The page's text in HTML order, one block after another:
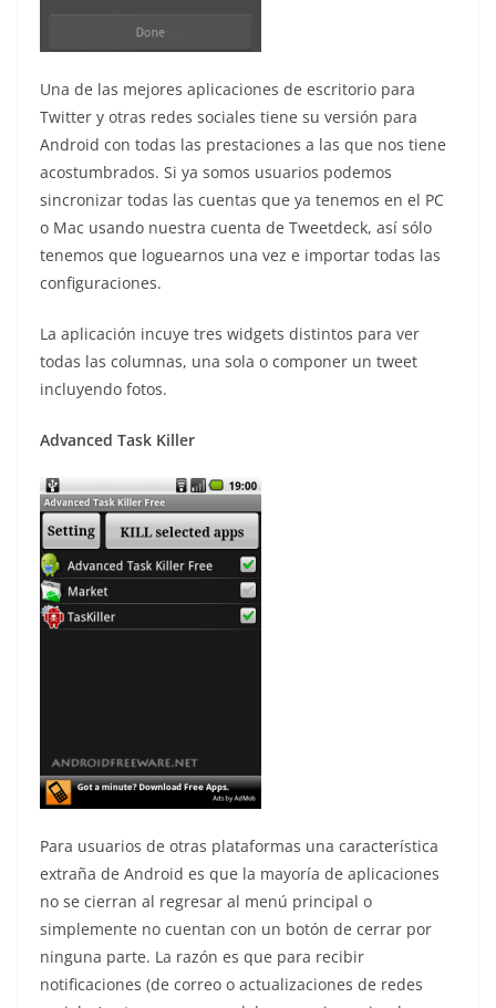
Una de las mejores aplicaciones de escritorio para
Twitter y otras redes sociales tiene su versión para
Android con todas las prestaciones a las que nos tiene
acostumbrados. Si ya somos usuarios podemos
sincronizar todas las cuentas que ya tenemos en el PC
o Mac usando nuestra cuenta de Tweetdeck, así sólo
tenemos que loguearnos una vez e importar todas las
configuraciones.
La aplicación incuye tres widgets distintos para ver
todas las columnas, una sola o componer un tweet
incluyendo fotos.
Advanced Task Killer
Para usuarios de otras plataformas una característica
extraña de Android es que la mayoría de aplicaciones
no se cierran al regresar al menú principal o
simplemente no cuentan con un botón de cerrar por
ninguna parte. La razón es que para recibir
notificaciones (de correo o actualizaciones de redes